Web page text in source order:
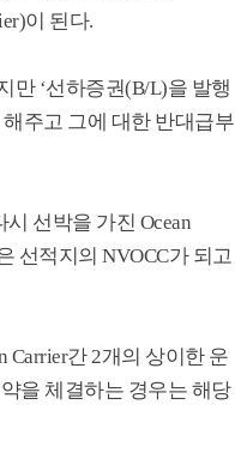
이 된다.
만 ‘선하증권(B/L)을 발행
해주고 그에 대한 반대급부
선박을 가진 Ocean
선적지의 NVOCC가 되고
Carrier간 2개의 상이한 운
을 체결하는 경우는 해당